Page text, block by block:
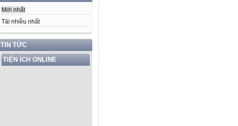
Mới nhất
Tải nhiều nhất
TIN TỨC
TIỆN ÍCH ONLINE